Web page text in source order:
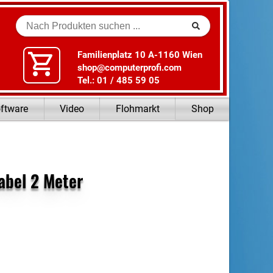
Suche
Familienplatz 10 A-1160 Wien
shop@computerprofi.com
Tel.: 01 / 485 59 05
Video Flohmarkt Shop
2 Meter